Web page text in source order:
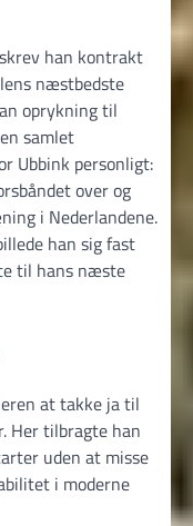
han kontrakt
næstbedste
oprykning til
samlet
Ubbink personligt:
over og
i Nederlandene.
han sig fast
til hans næste
at takke ja til
Her tilbragte han
uden at misse
i moderne